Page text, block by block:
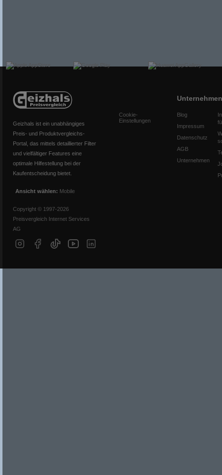
Geizhals ist ein unabhängiges
Preis- und Produktvergleichs-
Portal, das mittels detaillierter Filter
und vielfältiger Features eine
optimale Hilfestellung bei der
Kaufentscheidung bietet.
Ansicht wählen: Mobile
Copyright © 1997-2026
Preisvergleich Internet Services
AG
Cookie-
Einstellungen
Unternehmen
Blog
Impressum
Datenschutz
AGB
Unternehmen